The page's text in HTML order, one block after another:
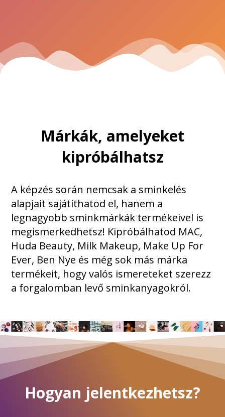
Márkák, amelyeket
kipróbálhatsz
A képzés során nemcsak a sminkelés
alapjait sajátíthatod el, hanem a
legnagyobb sminkmárkák termékeivel is
megismerkedhetsz! Kipróbálhatod MAC,
Huda Beauty, Milk Makeup, Make Up For
Ever, Ben Nye és még sok más márka
termékeit, hogy valós ismereteket szerezz
a forgalomban levő sminkanyagokról.
Hogyan jelentkezhetsz?